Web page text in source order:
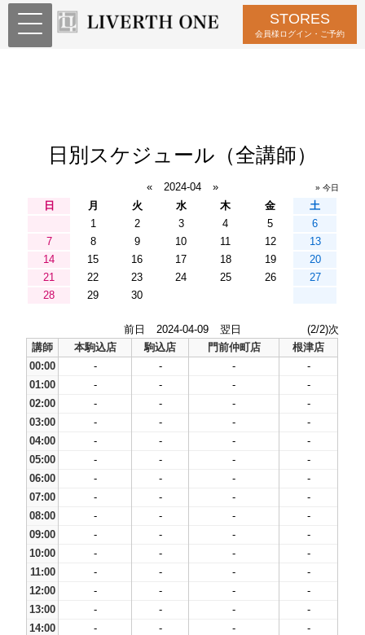
STORES
会員様ログイン・ご予約
日別スケジュール（全講師）
« 2024-04 » » 今日
日 月 火 水 木 金
土
1
2 3 4 5
6
7
8 9 10 11 12
13
14
15 16 17 18 19
20
21
22 23 24 25 26
27
28
29 30
前日 2024-04-09 翌日
(2/2)次
講師
本駒込店 駒込店 門前仲町店
根津店
00:00
- - -
-
01:00
- - -
-
02:00
- - -
-
03:00
- - -
-
04:00
- - -
-
05:00
- - -
-
06:00
- - -
-
07:00
- - -
-
08:00
- - -
-
09:00
- - -
-
10:00
- - -
-
11:00
- - -
-
12:00
- - -
-
13:00
- - -
-
14:00
- - -
-